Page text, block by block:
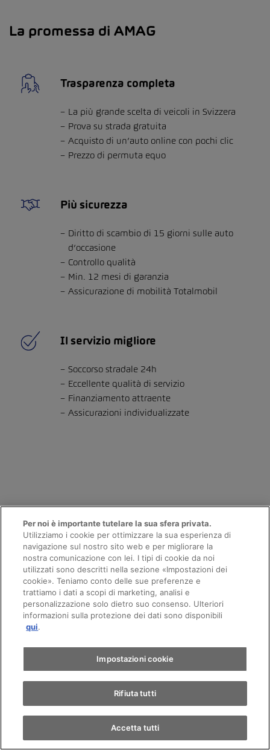
La promessa di AMAG
Trasparenza completa
La più grande scelta di veicoli in Svizzera
Prova su strada gratuita
Acquisto di un’auto online con pochi clic
Prezzo di permuta equo
Più sicurezza
Diritto di scambio di 15 giorni sulle auto
d’occasione
Controllo qualità
Min. 12 mesi di garanzia
Assicurazione di mobilità Totalmobil
Il servizio migliore
Soccorso stradale 24h
Eccellente qualità di servizio
Finanziamento attraente
Assicurazioni individualizzate
I NOSTRI VEICOLI
Tutti i veicoli di AMAG
Mostra offerte Mostra offerte
Appuntamento
Giro di prova
Trova un'auto
Per noi è importante tutelare la sua sfera privata.
Utilizziamo i cookie per ottimizzare la sua esperienza di
navigazione sul nostro sito web e per migliorare la
nostra comunicazione con lei. I tipi di cookie da noi
utilizzati sono descritti nella sezione «Impostazioni dei
cookie». Teniamo conto delle sue preferenze e
trattiamo i dati a scopi di marketing, analisi e
personalizzazione solo dietro suo consenso. Ulteriori
informazioni sulla protezione dei dati sono disponibili
qui.
Impostazioni cookie
Rifiuta tutti
Accetta tutti